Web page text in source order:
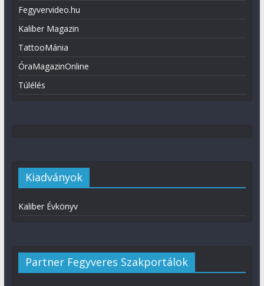
Fegyvervideo.hu
Kaliber Magazin
TattooMánia
ÓraMagazinOnline
Túlélés
Kiadványok
Kaliber Évkönyv
Partner Fegyveres Szakportálok